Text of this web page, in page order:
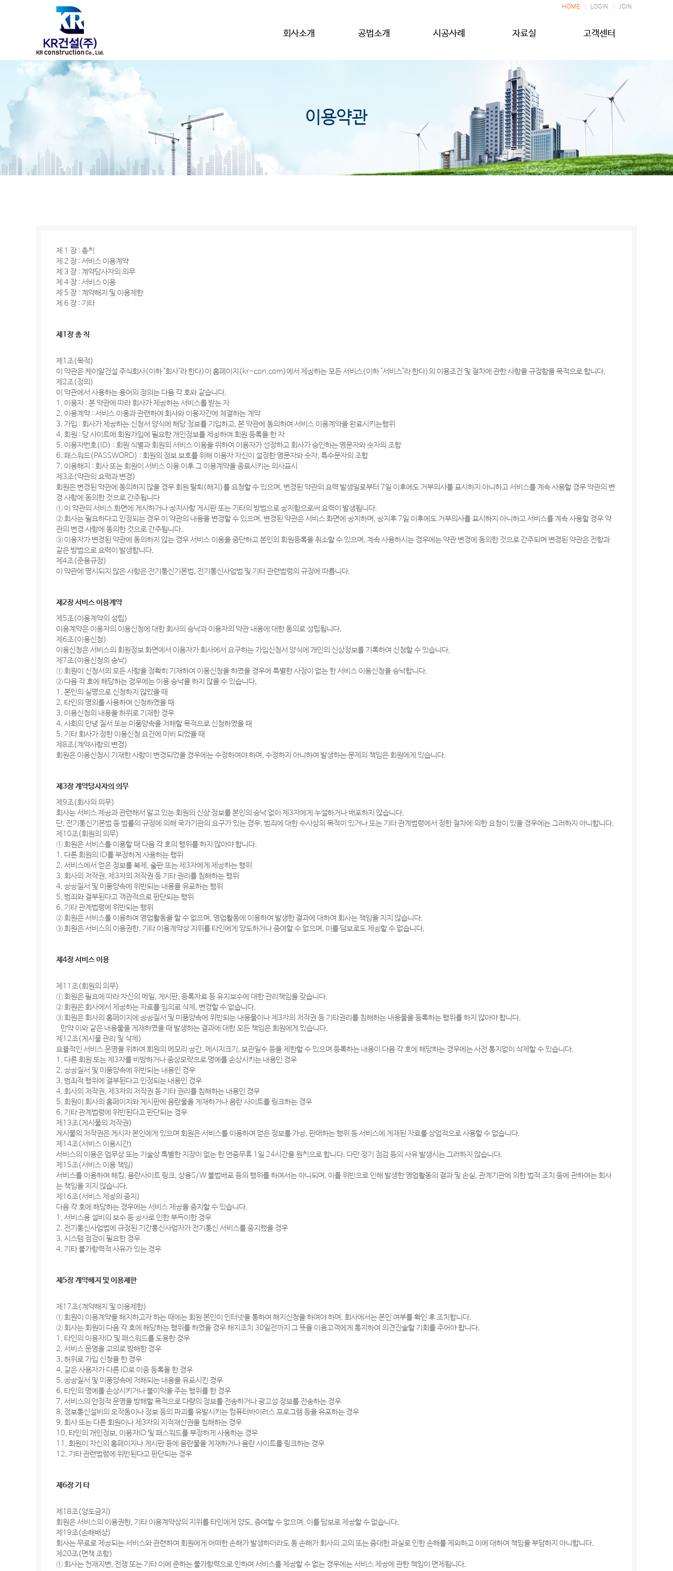
HOME LOGIN JOIN
회사소개 공법소개 시공사례 자료실 고객센터
이용약관
제 1 장 : 총칙
제 2 장 : 서비스 이용계약
제 3 장 : 계약당사자의 의무
제 4 장 : 서비스 이용
제 5 장 : 계약해지 및 이용제한
제 6 장 : 기타
제1장 총 칙
제1조(목적)
이 약관은 케이알건설 주식회사(이하 "회사"라 한다)이 홈페이지(kr-con.com)에서 제공하는 모든 서비스(이하 "서비스"라 한다)의 이용조건 및 절차에 관한 사항을 규정함을 목적으로 합니다.
제2조(정의)
이 약관에서 사용하는 용어의 정의는 다음 각 호와 같습니다.
1. 이용자 : 본 약관에 따라 회사가 제공하는 서비스를 받는 자
2. 이용계약 : 서비스 이용과 관련하여 회사와 이용자간에 체결하는 계약
3. 가입 : 회사가 제공하는 신청서 양식에 해당 정보를 기입하고, 본 약관에 동의하여 서비스 이용계약을 완료시키는행위
4. 회원 : 당 사이트에 회원가입에 필요한 개인정보를 제공하여 회원 등록을 한 자
5. 이용자번호(ID) : 회원 식별과 회원의 서비스 이용을 위하여 이용자가 선정하고 회사가 승인하는 영문자와 숫자의 조합
6. 패스워드(PASSWORD) : 회원의 정보 보호를 위해 이용자 자신이 설정한 영문자와 숫자, 특수문자의 조합
7. 이용해지 : 회사 또는 회원이 서비스 이용 이후 그 이용계약을 종료시키는 의사표시
제3조(약관의 효력과 변경)
회원은 변경된 약관에 동의하지 않을 경우 회원 탈퇴(해지)를 요청할 수 있으며, 변경된 약관의 효력 발생일로부터 7일 이후에도 거부의사를 표시하지 아니하고 서비스를 계속 사용할 경우 약관의 변
경 사항에 동의한 것으로 간주됩니다
① 이 약관의 서비스 화면에 게시하거나 공지사항 게시판 또는 기타의 방법으로 공지함으로써 효력이 발생됩니다.
② 회사는 필요하다고 인정되는 경우 이 약관의 내용을 변경할 수 있으며, 변경된 약관은 서비스 화면에 공지하며, 공지후 7일 이후에도 거부의사를 표시하지 아니하고 서비스를 계속 사용할 경우 약
관의 변경 사항에 동의한 것으로 간주됩니다.
③ 이용자가 변경된 약관에 동의하지 않는 경우 서비스 이용을 중단하고 본인의 회원등록을 취소할 수 있으며, 계속 사용하시는 경우에는 약관 변경에 동의한 것으로 간주되며 변경된 약관은 전항과
같은 방법으로 효력이 발생합니다.
제4조(준용규정)
이 약관에 명시되지 않은 사항은 전기통신기본법, 전기통신사업법 및 기타 관련법령의 규정에 따릅니다.
제2장 서비스 이용계약
제5조(이용계약의 성립)
이용계약은 이용자의 이용신청에 대한 회사의 승낙과 이용자의 약관 내용에 대한 동의로 성립됩니다.
제6조(이용신청)
이용신청은 서비스의 회원정보 화면에서 이용자가 회사에서 요구하는 가입신청서 양식에 개인의 신상정보를 기록하여 신청할 수 있습니다.
제7조(이용신청의 승낙)
① 회원이 신청서의 모든 사항을 정확히 기재하여 이용신청을 하였을 경우에 특별한 사정이 없는 한 서비스 이용신청을 승낙합니다.
② 다음 각 호에 해당하는 경우에는 이용 승낙을 하지 않을 수 있습니다.
1. 본인의 실명으로 신청하지 않았을 때
2. 타인의 명의를 사용하여 신청하였을 때
3. 이용신청의 내용을 허위로 기재한 경우
4. 사회의 안녕 질서 또는 미풍양속을 저해할 목적으로 신청하였을 때
5. 기타 회사가 정한 이용신청 요건에 미비 되었을 때
제8조(계약사항의 변경)
회원은 이용신청시 기재한 사항이 변경되었을 경우에는 수정하여야 하며, 수정하지 아니하여 발생하는 문제의 책임은 회원에게 있습니다.
제3장 계약당사자의 의무
제9조(회사의 의무)
회사는 서비스 제공과 관련해서 알고 있는 회원의 신상 정보를 본인의 승낙 없이 제3자에게 누설하거나 배포하지 않습니다.
단, 전기통신기본법 등 법률의 규정에 의해 국가기관의 요구가 있는 경우, 범죄에 대한 수사상의 목적이 있거나 또는 기타 관계법령에서 정한 절차에 의한 요청이 있을 경우에는 그러하지 아니합니다.
제10조(회원의 의무)
① 회원은 서비스를 이용할 때 다음 각 호의 행위를 하지 않아야 합니다.
1. 다른 회원의 ID를 부정하게 사용하는 행위
2. 서비스에서 얻은 정보를 복제, 출판 또는 제3자에게 제공하는 행위
3. 회사의 저작권, 제3자의 저작권 등 기타 권리를 침해하는 행위
4. 공공질서 및 미풍양속에 위반되는 내용을 유포하는 행위
5. 범죄와 결부된다고 객관적으로 판단되는 행위
6. 기타 관계법령에 위반되는 행위
② 회원은 서비스를 이용하여 영업활동을 할 수 없으며, 영업활동에 이용하여 발생한 결과에 대하여 회사는 책임을 지지 않습니다.
③ 회원은 서비스의 이용권한, 기타 이용계약상 지위를 타인에게 양도하거나 증여할 수 없으며, 이를 담보로도 제공할 수 없습니다.
제4장 서비스 이용
제11조(회원의 의무)
① 회원은 필요에 따라 자신의 메일, 게시판, 등록자료 등 유지보수에 대한 관리책임을 갖습니다.
② 회원은 회사에서 제공하는 자료를 임의로 삭제, 변경할 수 없습니다.
③ 회원은 회사의 홈페이지에 공공질서 및 미풍양속에 위반되는 내용물이나 제3자의 저작권 등 기타권리를 침해하는 내용물을 등록하는 행위를 하지 않아야 합니다.
만약 이와 같은 내용물을 게재하였을 때 발생하는 결과에 대한 모든 책임은 회원에게 있습니다.
제12조(게시물 관리 및 삭제)
효율적인 서비스 운영을 위하여 회원의 메모리 공간, 메시지크기, 보관일수 등을 제한할 수 있으며 등록하는 내용이 다음 각 호에 해당하는 경우에는 사전 통지없이 삭제할 수 있습니다.
1. 다른 회원 또는 제3자를 비방하거나 중상모략으로 명예를 손상시키는 내용인 경우
2. 공공질서 및 미풍양속에 위반되는 내용인 경우
3. 범죄적 행위에 결부된다고 인정되는 내용인 경우
4. 회사의 저작권, 제3자의 저작권 등 기타 권리를 침해하는 내용인 경우
5. 회원이 회사의 홈페이지와 게시판에 음란물을 게재하거나 음란 사이트를 링크하는 경우
6. 기타 관계법령에 위반된다고 판단되는 경우
제13조(게시물의 저작권)
게시물의 저작권은 게시자 본인에게 있으며 회원은 서비스를 이용하여 얻은 정보를 가공, 판매하는 행위 등 서비스에 게재된 자료를 상업적으로 사용할 수 없습니다.
제14조(서비스 이용시간)
서비스의 이용은 업무상 또는 기술상 특별한 지장이 없는 한 연중무휴 1일 24시간을 원칙으로 합니다. 다만 정기 점검 등의 사유 발생시는 그러하지 않습니다.
제15조(서비스 이용 책임)
서비스를 이용하여 해킹, 음란사이트 링크, 상용S/W 불법배포 등의 행위를 하여서는 아니되며, 이를 위반으로 인해 발생한 영업활동의 결과 및 손실, 관계기관에 의한 법적 조치 등에 관하여는 회사
는 책임을 지지 않습니다.
제16조(서비스 제공의 중지)
다음 각 호에 해당하는 경우에는 서비스 제공을 중지할 수 있습니다.
1. 서비스용 설비의 보수 등 공사로 인한 부득이한 경우
2. 전기통신사업법에 규정된 기간통신사업자가 전기통신 서비스를 중지했을 경우
3. 시스템 점검이 필요한 경우
4. 기타 불가항력적 사유가 있는 경우
제5장 계약해지 및 이용제한
제17조(계약해지 및 이용제한)
① 회원이 이용계약을 해지하고자 하는 때에는 회원 본인이 인터넷을 통하여 해지신청을 하여야 하며, 회사에서는 본인 여부를 확인 후 조치합니다.
② 회사는 회원이 다음 각 호에 해당하는 행위를 하였을 경우 해지조치 30일전까지 그 뜻을 이용고객에게 통지하여 의견진술할 기회를 주어야 합니다.
1. 타인의 이용자ID 및 패스워드를 도용한 경우
2. 서비스 운영을 고의로 방해한 경우
3. 허위로 가입 신청을 한 경우
4. 같은 사용자가 다른 ID로 이중 등록을 한 경우
5. 공공질서 및 미풍양속에 저해되는 내용을 유포시킨 경우
6. 타인의 명예를 손상시키거나 불이익을 주는 행위를 한 경우
7. 서비스의 안정적 운영을 방해할 목적으로 다량의 정보를 전송하거나 광고성 정보를 전송하는 경우
8. 정보통신설비의 오작동이나 정보 등의 파괴를 유발시키는 컴퓨터바이러스 프로그램 등을 유포하는 경우
9. 회사 또는 다른 회원이나 제3자의 지적재산권을 침해하는 경우
10. 타인의 개인정보, 이용자ID 및 패스워드를 부정하게 사용하는 경우
11. 회원이 자신의 홈페이지나 게시판 등에 음란물을 게재하거나 음란 사이트를 링크하는 경우
12. 기타 관련법령에 위반된다고 판단되는 경우
제6장 기 타
제18조(양도금지)
회원은 서비스의 이용권한, 기타 이용계약상의 지위를 타인에게 양도, 증여할 수 없으며, 이를 담보로 제공할 수 없습니다.
제19조(손해배상)
회사는 무료로 제공되는 서비스와 관련하여 회원에게 어떠한 손해가 발생하더라도 동 손해가 회사의 고의 또는 중대한 과실로 인한 손해를 제외하고 이에 대하여 책임을 부담하지 아니합니다.
제20조(면책 조항)
① 회사는 천재지변, 전쟁 또는 기타 이에 준하는 불가항력으로 인하여 서비스를 제공할 수 없는 경우에는 서비스 제공에 관한 책임이 면제됩니다.